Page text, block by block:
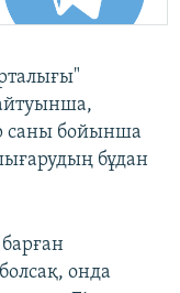
саны бойынша
бұдан
онда